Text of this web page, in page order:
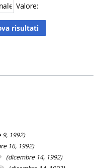
Valore:
9, 1992)
16, 1992)
(dicembre 14, 1992)